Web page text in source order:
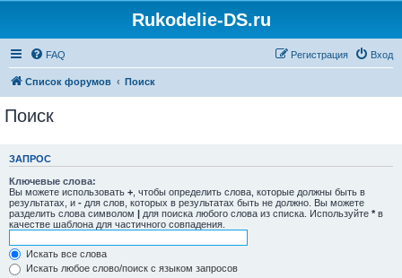
Rukodelie-DS.ru
FAQ Вход
Регистрация
Список форумов Поиск
Поиск
ЗАПРОС
Ключевые слова:
Вы можете использовать + , чтобы определить слова, которые должны быть в
результатах, и - для слов, которых в результатах быть не должно. Вы можете
разделить слова символом | для поиска любого слова из списка. Используйте * в
качестве шаблона для частичного совпадения.
Искать все слова
Искать любое слово/поиск с языком запросов